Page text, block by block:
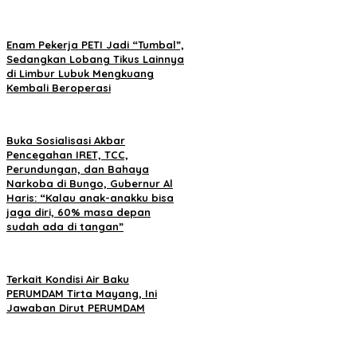
Enam Pekerja PETI Jadi “Tumbal”,
Sedangkan Lobang Tikus Lainnya
di Limbur Lubuk Mengkuang
Kembali Beroperasi
Buka Sosialisasi Akbar
Pencegahan IRET, TCC,
Perundungan, dan Bahaya
Narkoba di Bungo, Gubernur Al
Haris: “Kalau anak-anakku bisa
jaga diri, 60% masa depan
sudah ada di tangan”
Terkait Kondisi Air Baku
PERUMDAM Tirta Mayang, Ini
Jawaban Dirut PERUMDAM